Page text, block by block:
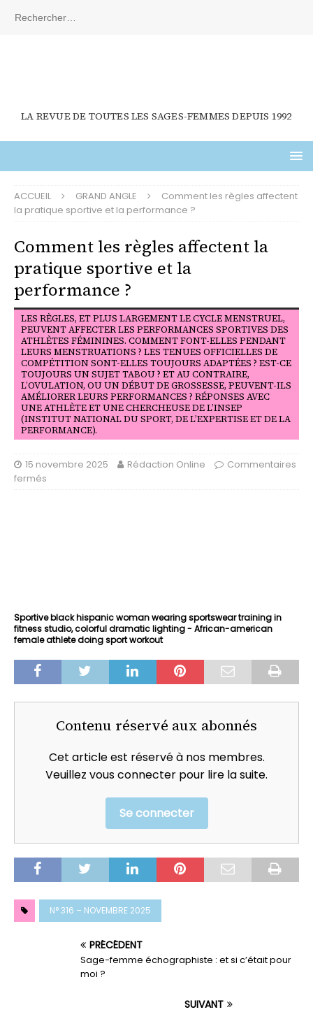
LA REVUE DE TOUTES LES SAGES-FEMMES DEPUIS 1992
ACCUEIL GRAND ANGLE
Comment les règles affectent
la pratique sportive et la performance ?
Comment les règles affectent la
pratique sportive et la
performance ?
LES RÈGLES, ET PLUS LARGEMENT LE CYCLE MENSTRUEL,
PEUVENT AFFECTER LES PERFORMANCES SPORTIVES DES
ATHLÈTES FÉMININES. COMMENT FONT-ELLES PENDANT
LEURS MENSTRUATIONS ? LES TENUES OFFICIELLES DE
COMPÉTITION SONT-ELLES TOUJOURS ADAPTÉES ? EST-CE
TOUJOURS UN SUJET TABOU ? ET AU CONTRAIRE,
L’OVULATION, OU UN DÉBUT DE GROSSESSE, PEUVENT-ILS
AMÉLIORER LEURS PERFORMANCES ? RÉPONSES AVEC
UNE ATHLÈTE ET UNE CHERCHEUSE DE L’INSEP
(INSTITUT NATIONAL DU SPORT, DE L’EXPERTISE ET DE LA
PERFORMANCE).
15 novembre 2025 Rédaction Online
Commentaires
fermés
Sportive black hispanic woman wearing sportswear training in
fitness studio, colorful dramatic lighting - African-american
female athlete doing sport workout
Contenu réservé aux abonnés
Cet article est réservé à nos membres.
Veuillez vous connecter pour lire la suite.
Se connecter
N° 316 – NOVEMBRE 2025
PRÉCÉDENT
Sage-femme échographiste : et si c’était pour
moi ?
SUIVANT